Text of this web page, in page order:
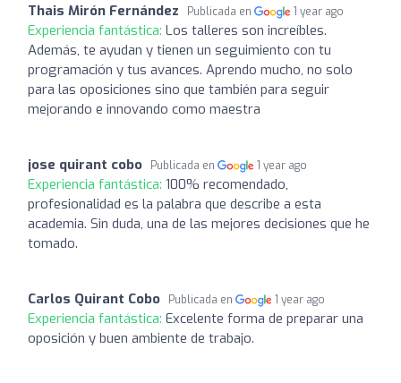
Thais Mirón Fernández Publicada en 1 year ago
Experiencia fantástica: Los talleres son increíbles.
Además, te ayudan y tienen un seguimiento con tu
programación y tus avances. Aprendo mucho, no solo
para las oposiciones sino que también para seguir
mejorando e innovando como maestra
jose quirant cobo Publicada en 1 year ago
Experiencia fantástica: 100% recomendado,
profesionalidad es la palabra que describe a esta
academia. Sin duda, una de las mejores decisiones que he
tomado.
Carlos Quirant Cobo Publicada en 1 year ago
Experiencia fantástica: Excelente forma de preparar una
oposición y buen ambiente de trabajo.